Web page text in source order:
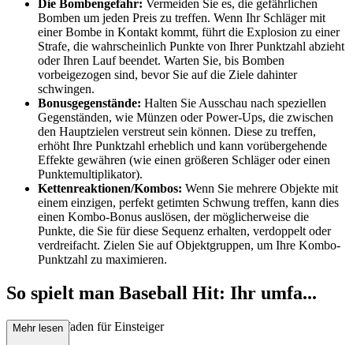
Die Bombengefahr: Vermeiden Sie es, die gefährlichen
Bomben um jeden Preis zu treffen. Wenn Ihr Schläger mit
einer Bombe in Kontakt kommt, führt die Explosion zu einer
Strafe, die wahrscheinlich Punkte von Ihrer Punktzahl abzieht
oder Ihren Lauf beendet. Warten Sie, bis Bomben
vorbeigezogen sind, bevor Sie auf die Ziele dahinter
schwingen.
Bonusgegenstände: Halten Sie Ausschau nach speziellen
Gegenständen, wie Münzen oder Power-Ups, die zwischen
den Hauptzielen verstreut sein können. Diese zu treffen,
erhöht Ihre Punktzahl erheblich und kann vorübergehende
Effekte gewähren (wie einen größeren Schläger oder einen
Punktemultiplikator).
Kettenreaktionen/Kombos: Wenn Sie mehrere Objekte mit
einem einzigen, perfekt getimten Schwung treffen, kann dies
einen Kombo-Bonus auslösen, der möglicherweise die
Punkte, die Sie für diese Sequenz erhalten, verdoppelt oder
verdreifacht. Zielen Sie auf Objektgruppen, um Ihre Kombo-
Punktzahl zu maximieren.
So spielt man Baseball Hit: Ihr umfa...
ssender Leitfaden für Einsteiger
Mehr lesen